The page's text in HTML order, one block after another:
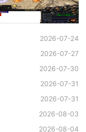
2026-07-24
2026-07-27
2026-07-30
2026-07-31
2026-07-31
2026-08-03
2026-08-04